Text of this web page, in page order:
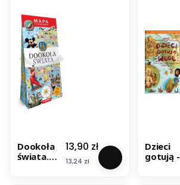
Dookoła
świata.
Cena
13,90 zł
Cena
13,24 zł
Dzieci
gotują -